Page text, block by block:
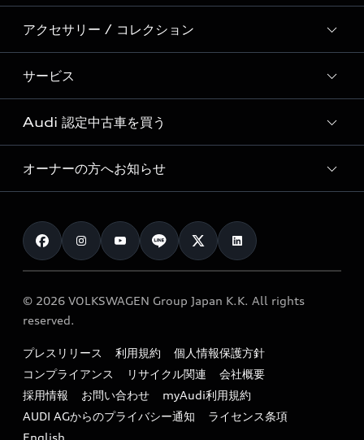
Audi Sport
Formula 1®
デジタルサービス
新車在庫検索
試乗車・展示車検索
見積り依頼
試乗予約
モデル一覧
特別仕様モデル / 限定モデル
e-tronラインアップ
価格シミュレーション
車両比較
カタログ一覧
アクセサリー / コレクション
純正アクセサリー
オンラインショップ
Audi collection
アウディナビアプリ
サービス
サービス入庫予約
サービスプログラム
メンテナンス
車検 / 定期点検
e-tronアフターサポート
myAudi
Audi 認定中古車を買う
Audi認定中古車
クオリティ
保証
メンテナンス
ファイナンス
キャンペーン / イベント
買取査定
オーナーの方へお知らせ
お知らせ
オーナー様向けキャンペーン
特定整備適用車一覧
リサイクル法
よくある質問（FAQ）
© 2026 VOLKSWAGEN Group Japan K.K. All rights
reserved.
プレスリリース 利用規約
個人情報保護方針
コンプライアンス
リサイクル関連
会社概要
採用情報
お問い合わせ
myAudi利用規約
AUDI AGからのプライバシー通知
ライセンス条項
English